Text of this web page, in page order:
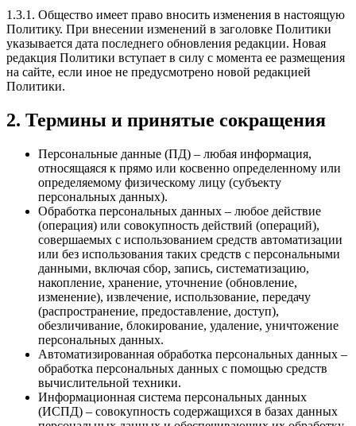
1.3.1. Общество имеет право вносить изменения в настоящую
Политику. При внесении изменений в заголовке Политики
указывается дата последнего обновления редакции. Новая
редакция Политики вступает в силу с момента ее размещения
на сайте, если иное не предусмотрено новой редакцией
Политики.
2. Термины и принятые сокращения
Персональные данные (ПД) – любая информация,
относящаяся к прямо или косвенно определенному или
определяемому физическому лицу (субъекту
персональных данных).
Обработка персональных данных – любое действие
(операция) или совокупность действий (операций),
совершаемых с использованием средств автоматизации
или без использования таких средств с персональными
данными, включая сбор, запись, систематизацию,
накопление, хранение, уточнение (обновление,
изменение), извлечение, использование, передачу
(распространение, предоставление, доступ),
обезличивание, блокирование, удаление, уничтожение
персональных данных.
Автоматизированная обработка персональных данных –
обработка персональных данных с помощью средств
вычислительной техники.
Информационная система персональных данных
(ИСПД) – совокупность содержащихся в базах данных